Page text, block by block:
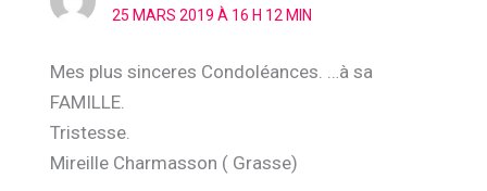
25 MARS 2019 À 16 H 12 MIN
Mes plus sinceres Condoléances. …à sa
FAMILLE.
Tristesse.
Mireille Charmasson ( Grasse)